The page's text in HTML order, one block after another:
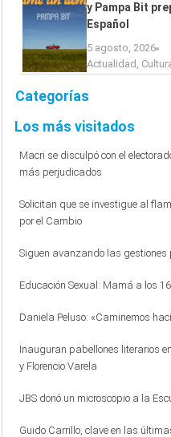
y Pampa Bit
Español
5 agosto, 2026
Actualidad ,
Categorías
Los más visitados
Macri se disculpó con el
más perjudicados
Solicitan que se investigue al
por el Cambio
Siguen avanzando las gestiones
Educación Sexual: Mamá a los 16
Daniela Peluso: «Caminemos
Inauguran pabellones literarios
y Florencio Varela
JBS donó un microscopio a la
Guido Carrillo, clave en las